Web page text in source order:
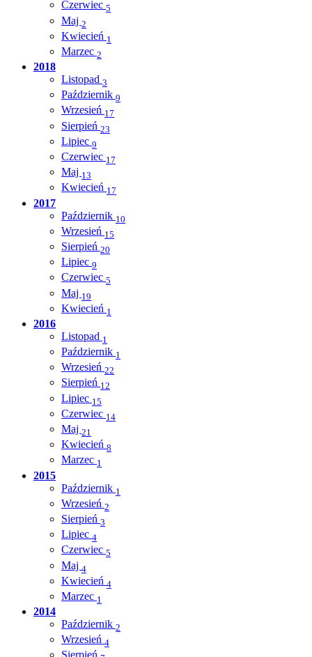
Czerwiec 5
Maj 2
Kwiecień 1
Marzec 2
2018
Listopad 3
Październik 9
Wrzesień 17
Sierpień 23
Lipiec 9
Czerwiec 17
Maj 13
Kwiecień 17
2017
Październik 10
Wrzesień 15
Sierpień 20
Lipiec 9
Czerwiec 5
Maj 19
Kwiecień 1
2016
Listopad 1
Październik 1
Wrzesień 22
Sierpień 12
Lipiec 15
Czerwiec 14
Maj 21
Kwiecień 8
Marzec 1
2015
Październik 1
Wrzesień 2
Sierpień 3
Lipiec 4
Czerwiec 5
Maj 4
Kwiecień 4
Marzec 1
2014
Październik 2
Wrzesień 4